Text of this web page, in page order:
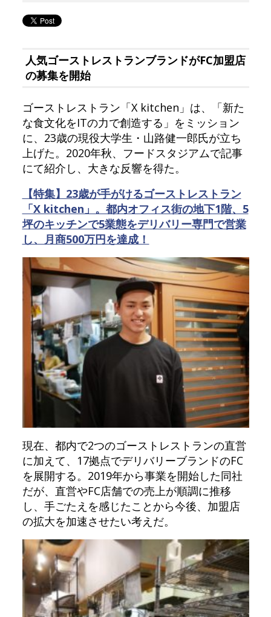
人気ゴーストレストランブランドがFC加盟店
の募集を開始
ゴーストレストラン「X kitchen」は、「新た
な食文化をITの力で創造する」をミッション
に、23歳の現役大学生・山路健一郎氏が立ち
上げた。2020年秋、フードスタジアムで記事
にて紹介し、大きな反響を得た。
【特集】23歳が手がけるゴーストレストラン
「X kitchen」。都内オフィス街の地下1階、5
坪のキッチンで5業態をデリバリー専門で営業
し、月商500万円を達成！
現在、都内で2つのゴーストレストランの直営
に加えて、17拠点でデリバリーブランドのFC
を展開する。2019年から事業を開始した同社
だが、直営やFC店舗での売上が順調に推移
し、手ごたえを感じたことから今後、加盟店
の拡大を加速させたい考えだ。